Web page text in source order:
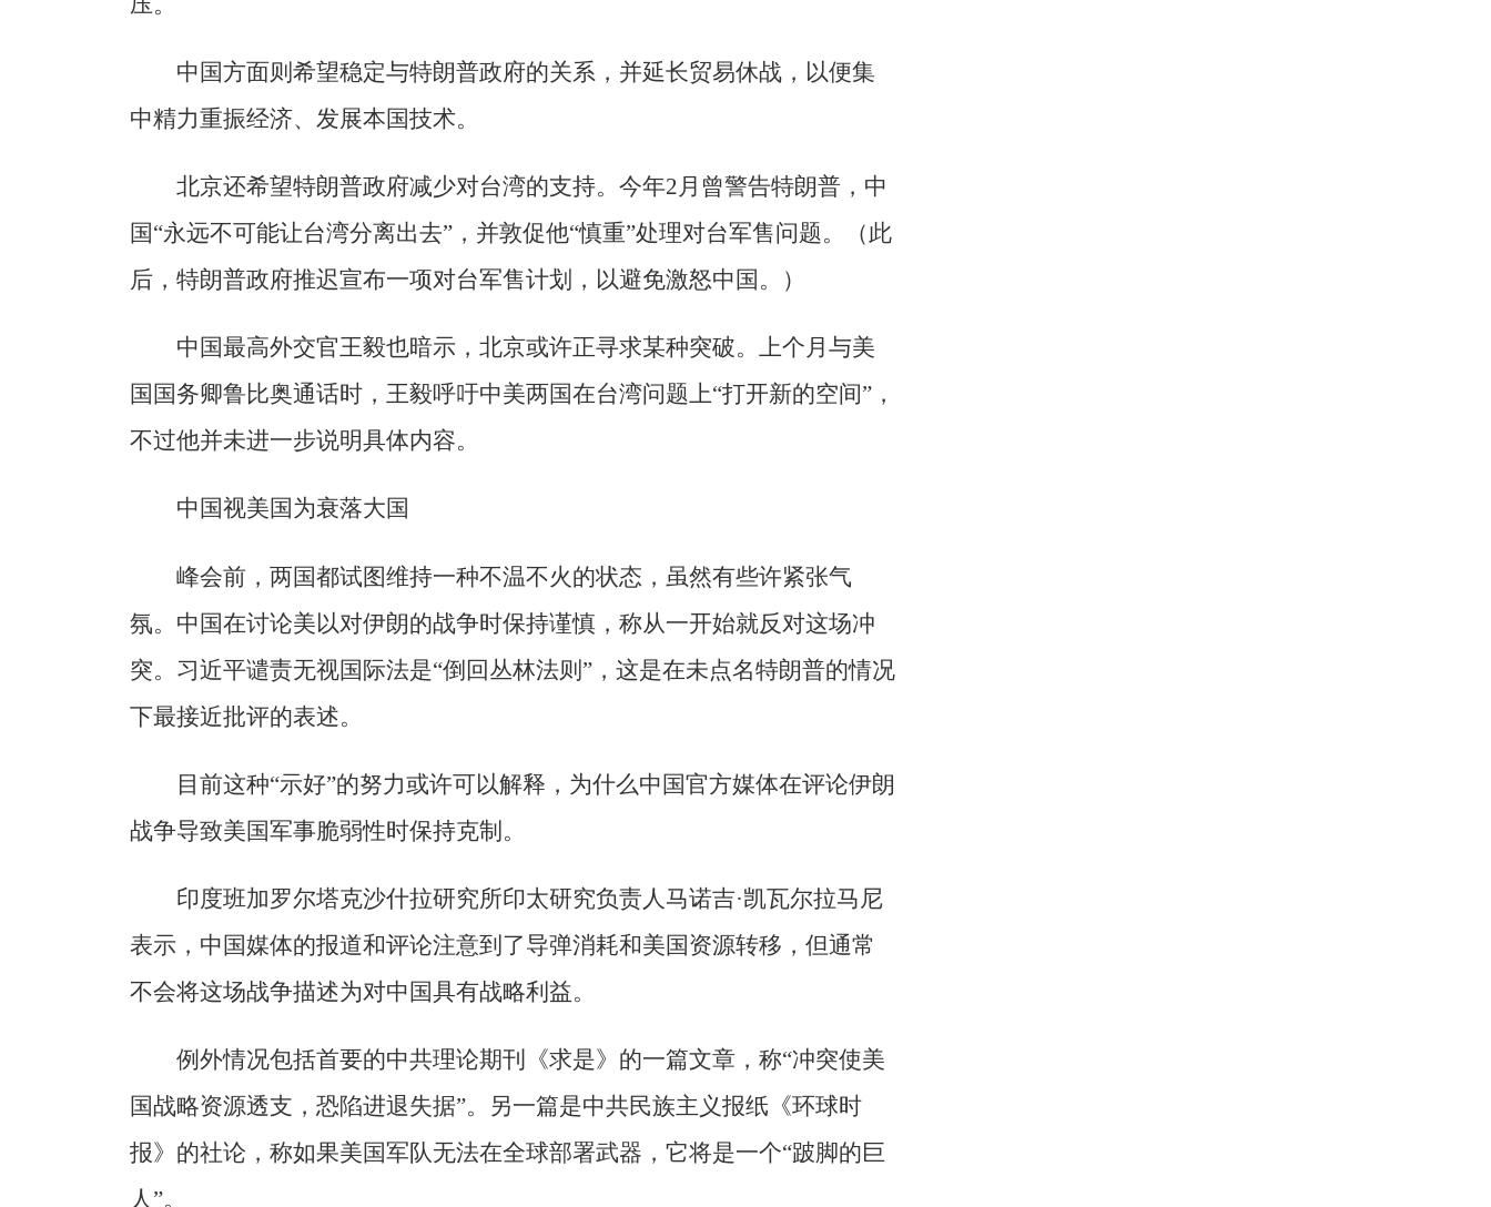
中国方面则希望稳定与特朗普政府的关系，并延长贸易休战，以便集
中精力重振经济、发展本国技术。
北京还希望特朗普政府减少对台湾的支持。今年2月曾警告特朗普，中
国“永远不可能让台湾分离出去”，并敦促他“慎重”处理对台军售问题。（此
后，特朗普政府推迟宣布一项对台军售计划，以避免激怒中国。）
中国最高外交官王毅也暗示，北京或许正寻求某种突破。上个月与美
国国务卿鲁比奥通话时，王毅呼吁中美两国在台湾问题上“打开新的空间”，
不过他并未进一步说明具体内容。
中国视美国为衰落大国
峰会前，两国都试图维持一种不温不火的状态，虽然有些许紧张气
氛。中国在讨论美以对伊朗的战争时保持谨慎，称从一开始就反对这场冲
突。习近平谴责无视国际法是“倒回丛林法则”，这是在未点名特朗普的情况
下最接近批评的表述。
目前这种“示好”的努力或许可以解释，为什么中国官方媒体在评论伊朗
战争导致美国军事脆弱性时保持克制。
印度班加罗尔塔克沙什拉研究所印太研究负责人马诺吉·凯瓦尔拉马尼
表示，中国媒体的报道和评论注意到了导弹消耗和美国资源转移，但通常
不会将这场战争描述为对中国具有战略利益。
例外情况包括首要的中共理论期刊《求是》的一篇文章，称“冲突使美
国战略资源透支，恐陷进退失据”。另一篇是中共民族主义报纸《环球时
报》的社论，称如果美国军队无法在全球部署武器，它将是一个“跛脚的巨
人”。